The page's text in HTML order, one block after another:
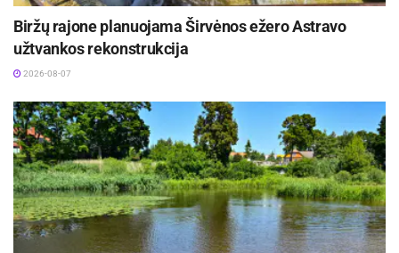
Koordinatės: 55.727842, 26.250972 (WGS)
Antrasis informacinis stendas pastatytas Ąžuolo
g. 2A, ties įvažiavimu į Stelmužę. Jame
vietovės istorija bei pamatyti, kokie gražūs
kadaise buvo Stelmužės dvaro rūmai.
Informacinio stendo Stelmužėje vieta:
Koordinatės: 55.823680, 26.213130 (WGS)
Vaizdinę ir tekstinę medžiagą stendams parengė
Biržų rajone planuojama Širvėnos ežero Astravo
užtvankos rekonstrukcija
2026-08-07